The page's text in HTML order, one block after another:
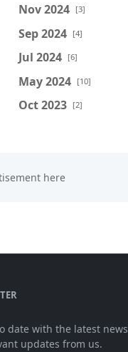
Nov 2024 [3]
Sep 2024 [4]
Jul 2024 [6]
May 2024 [10]
Oct 2023 [2]
date with the latest news
updates from us.